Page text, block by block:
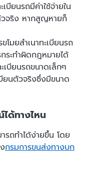
เบียนรถมีค่าใช้จ่ายใน
วจริง หากสูญหายก็
ขโมยสำเนาทะเบียนรถ
กระทำผิดกฎหมายได้
เบียนรถขนาดเล็กๆ
ยนตัวจริงซึ่งมีขนาด
ได้ทางไหน
รถทำได้ง่ายขึ้น โดย
กรมการขนส่งทางบก